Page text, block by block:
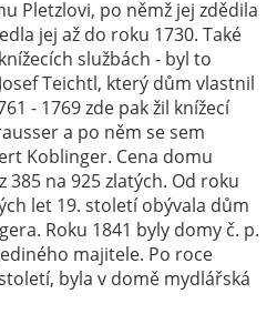
Pletzlovi, po němž jej zdědila
jej až do roku 1730. Také
službách - byl to
Teichtl, který dům vlastnil
- 1769 zde pak žil knížecí
a po něm se sem
Koblinger. Cena domu
na 925 zlatých. Od roku
let 19. století obývala dům
Roku 1841 byly domy č. p.
majitele. Po roce
byla v domě mydlářská